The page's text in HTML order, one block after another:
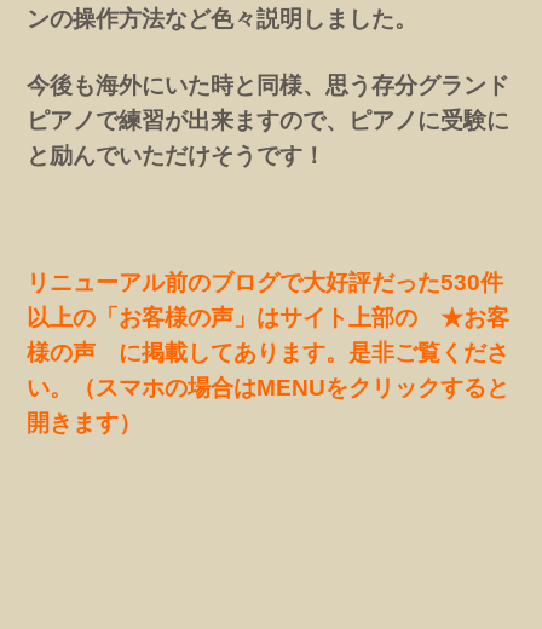
ンの操作方法など色々説明しました。
今後も海外にいた時と同様、思う存分グランド
ピアノで練習が出来ますので、ピアノに受験に
と励んでいただけそうです！
リニューアル前のブログで大好評だった530件
以上の「お客様の声」はサイト上部の ★お客
様の声 に掲載してあります。是非ご覧くださ
い。（スマホの場合はMENUをクリックすると
開きます）